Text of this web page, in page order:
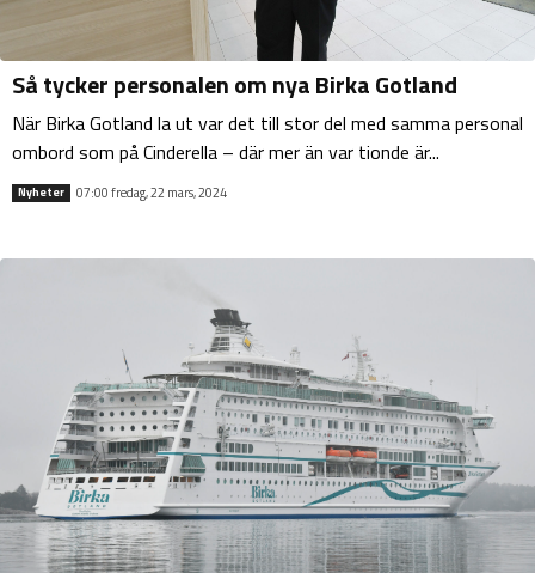
Så tycker personalen om nya Birka Gotland
När Birka Gotland la ut var det till stor del med samma personal
ombord som på Cinderella ­­– där mer än var tionde är...
Nyheter 07:00 fredag, 22 mars, 2024